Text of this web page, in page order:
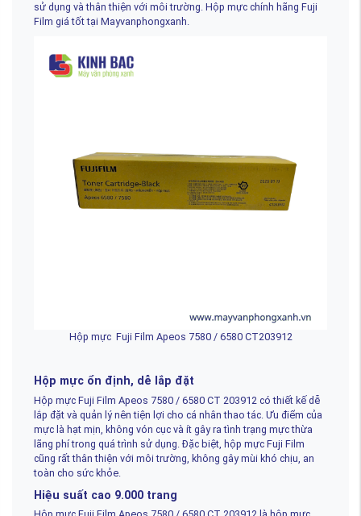
sử dụng và thân thiện với môi trường. Hộp mực chính hãng Fuji
Film giá tốt tại Mayvanphongxanh.
Hộp mực Fuji Film Apeos 7580 / 6580 CT203912
Hộp mực ổn định, dễ lắp đặt
Hộp mực Fuji Film Apeos 7580 / 6580 CT 203912 có thiết kế dễ
lắp đặt và quản lý nên tiện lợi cho cá nhân thao tác. Ưu điểm của
mực là hạt mịn, không vón cục và ít gây ra tình trạng mực thừa
lãng phí trong quá trình sử dụng. Đặc biệt, hộp mực Fuji Film
cũng rất thân thiện với môi trường, không gây mùi khó chịu, an
toàn cho sức khỏe.
Hiệu suất cao 9.000 trang